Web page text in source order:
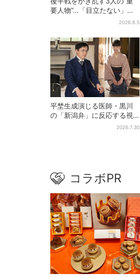
要人物”…「目立たない」主
人公・仲野太賀も、モブキ
2026.8.5
平埜生成演じる医師・黒川
の「新潟弁」に反応する視
聴者続出「グッときた」2026.7.30
コラボPR